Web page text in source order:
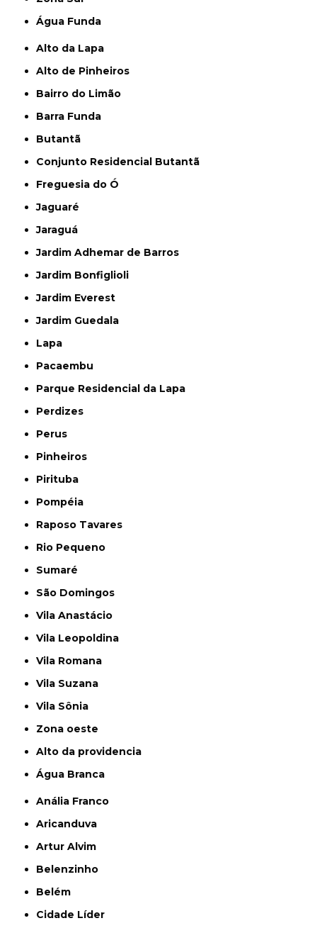
Água Funda
Alto da Lapa
Alto de Pinheiros
Bairro do Limão
Barra Funda
Butantã
Conjunto Residencial Butantã
Freguesia do Ó
Jaguaré
Jaraguá
Jardim Adhemar de Barros
Jardim Bonfiglioli
Jardim Everest
Jardim Guedala
Lapa
Pacaembu
Parque Residencial da Lapa
Perdizes
Perus
Pinheiros
Pirituba
Pompéia
Raposo Tavares
Rio Pequeno
Sumaré
São Domingos
Vila Anastácio
Vila Leopoldina
Vila Romana
Vila Suzana
Vila Sônia
Zona oeste
alto da providencia
Água Branca
Anália Franco
Aricanduva
Artur Alvim
Belenzinho
Belém
Cidade Líder